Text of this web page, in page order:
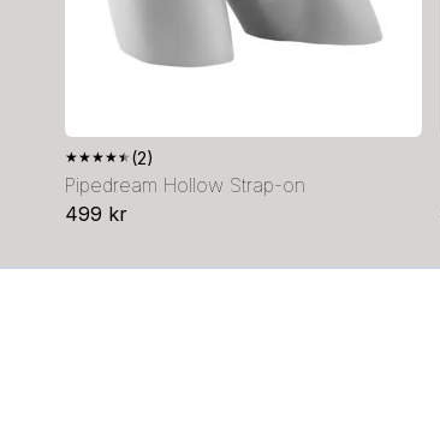
★★★★★ (2)
Pipedream Hollow Strap-on
499 kr